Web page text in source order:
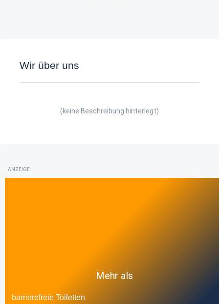
Wir über uns
(keine Beschreibung hinterlegt)
ANZEIGE
Mehr als
barrierefreie Toiletten